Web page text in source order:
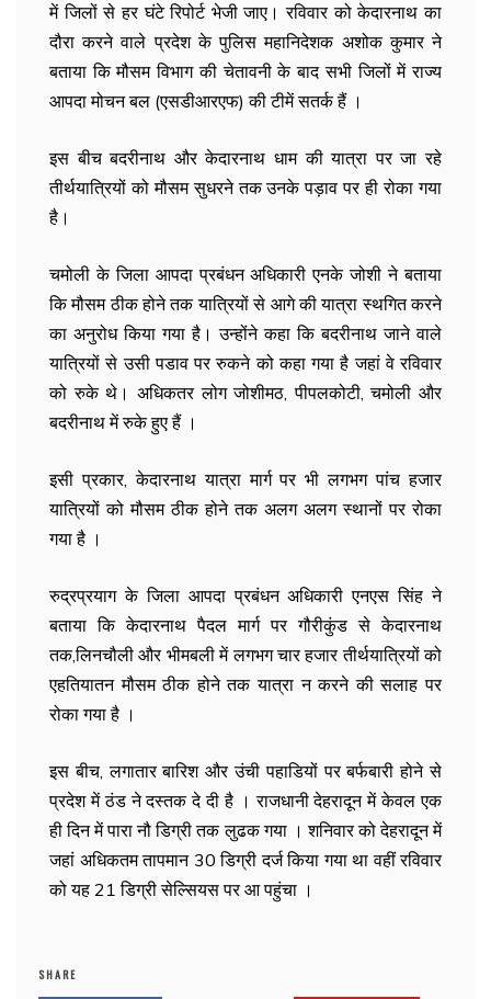
में जिलों से हर घंटे रिपोर्ट भेजी जाए। रविवार को केदारनाथ का
दौरा करने वाले प्रदेश के पुलिस महानिदेशक अशोक कुमार ने
बताया कि मौसम विभाग की चेतावनी के बाद सभी जिलों में राज्य
आपदा मोचन बल (एसडीआरएफ) की टीमें सतर्क हैं ।
इस बीच बदरीनाथ और केदारनाथ धाम की यात्रा पर जा रहे
तीर्थयात्रियों को मौसम सुधरने तक उनके पड़ाव पर ही रोका गया
है।
चमोली के जिला आपदा प्रबंधन अधिकारी एनके जोशी ने बताया
कि मौसम ठीक होने तक यात्रियों से आगे की यात्रा स्थगित करने
का अनुरोध किया गया है। उन्होंने कहा कि बदरीनाथ जाने वाले
यात्रियों से उसी पडाव पर रुकने को कहा गया है जहां वे रविवार
को रुके थे। अधिकतर लोग जोशीमठ, पीपलकोटी, चमोली और
बदरीनाथ में रुके हुए हैं ।
इसी प्रकार, केदारनाथ यात्रा मार्ग पर भी लगभग पांच हजार
यात्रियों को मौसम ठीक होने तक अलग अलग स्थानों पर रोका
गया है ।
रुद्रप्रयाग के जिला आपदा प्रबंधन अधिकारी एनएस सिंह ने
बताया कि केदारनाथ पैदल मार्ग पर गौरीकुंड से केदारनाथ
तक,लिनचौली और भीमबली में लगभग चार हजार तीर्थयात्रियों को
एहतियातन मौसम ठीक होने तक यात्रा न करने की सलाह पर
रोका गया है ।
इस बीच, लगातार बारिश और उंची पहाडियों पर बर्फबारी होने से
प्रदेश में ठंड ने दस्तक दे दी है । राजधानी देहरादून में केवल एक
ही दिन में पारा नौ डिग्री तक लुढक गया । शनिवार को देहरादून में
जहां अधिकतम तापमान 30 डिग्री दर्ज किया गया था वहीं रविवार
को यह 21 डिग्री सेल्सियस पर आ पहुंचा ।
SHARE